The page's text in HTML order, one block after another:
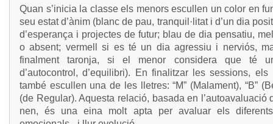
Quan s’inicia la classe els menors escullen un color en
seu estat d’ànim (blanc de pau, tranquil·litat i d’un dia
d’esperança i projectes de futur; blau de dia pensatiu,
o absent; vermell si es té un dia agressiu i nerviós,
finalment taronja, si el menor considera que té
d’autocontrol, d’equilibri). En finalitzar les sessions, els
també escullen una de les lletres: “M” (Malament), “B”
(de Regular). Aquesta relació, basada en l’autoavaluació
nen, és una eina molt apta per avaluar els